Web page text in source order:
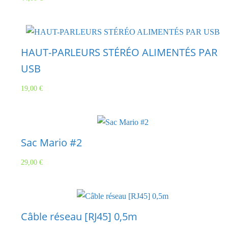
HAUT-PARLEURS STÉRÉO ALIMENTÉS PAR
USB
19,00 €
Sac Mario #2
29,00 €
Câble réseau [RJ45] 0,5m